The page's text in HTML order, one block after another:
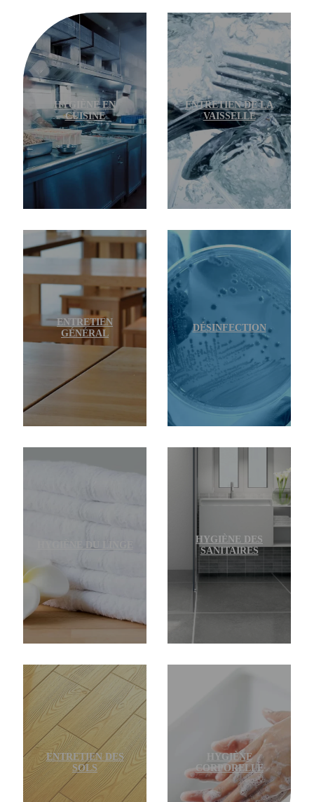
HYGIÈNE EN
CUISINE
ENTRETIEN DE LA
VAISSELLE
ENTRETIEN
GÉNÉRAL
DÉSINFECTION
HYGIÈNE DU LINGE
HYGIÈNE DES
SANITAIRES
ENTRETIEN DES
SOLS
HYGIÈNE
CORPORELLE